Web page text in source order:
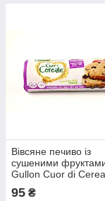
Вівсяне печиво із
сушеними
Gullon Cuor di
300гр (Іспанія)
95 ₴